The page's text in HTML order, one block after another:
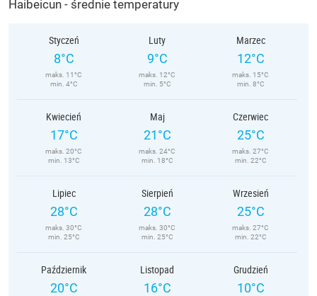
Haibeicun - średnie temperatury
Styczeń
8°C
maks. 11°C
min. 4°C
Luty
9°C
maks. 12°C
min. 5°C
Marzec
12°C
maks. 15°C
min. 8°C
Kwiecień
17°C
maks. 20°C
min. 13°C
Maj
21°C
maks. 24°C
min. 18°C
Czerwiec
25°C
maks. 27°C
min. 22°C
Lipiec
28°C
maks. 30°C
min. 25°C
Sierpień
28°C
maks. 30°C
min. 25°C
Wrzesień
25°C
maks. 27°C
min. 22°C
Październik
20°C
Listopad
16°C
Grudzień
10°C